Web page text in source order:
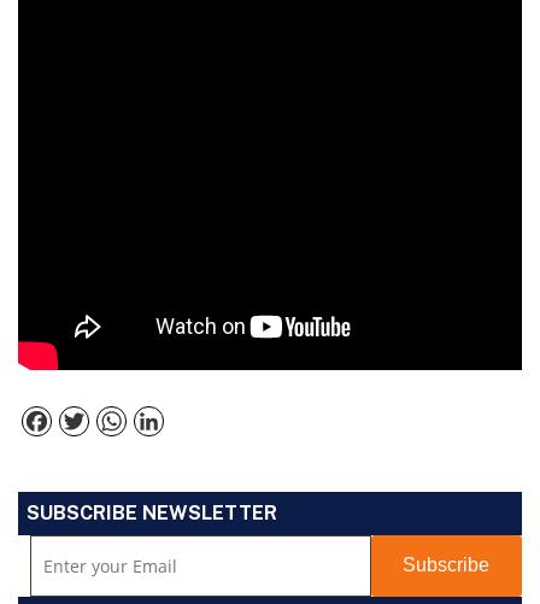
Facebook
TwitterWhatsApp
SUBSCRIBE NEWSLETTER